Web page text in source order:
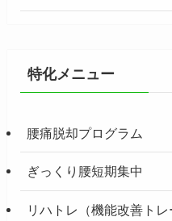
特化メニュー
腰痛脱却プログラム
ぎっくり腰短期集中
リハトレ（機能改善トレ